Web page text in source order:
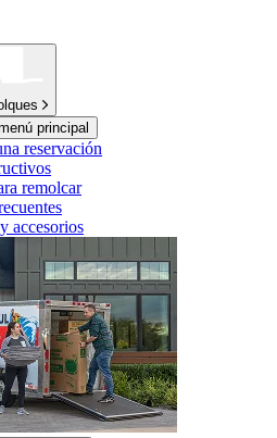
principal
reservación
remolcar
accesorios